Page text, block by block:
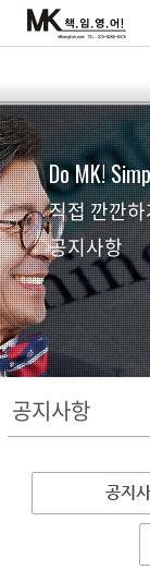
Do MK!
직접 깐깐
공지사항
공지사항
공지